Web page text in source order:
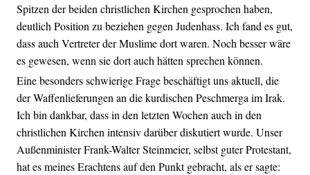
Spitzen der beiden christlichen Kirchen gesprochen haben,
deutlich Position zu beziehen gegen Judenhass. Ich fand es gut,
dass auch Vertreter der Muslime dort waren. Noch besser wäre
es gewesen, wenn sie dort auch hätten sprechen können.
Eine besonders schwierige Frage beschäftigt uns aktuell, die
der Waffenlieferungen an die kurdischen Peschmerga im Irak.
Ich bin dankbar, dass in den letzten Wochen auch in den
christlichen Kirchen intensiv darüber diskutiert wurde. Unser
Außenminister Frank-Walter Steinmeier, selbst guter Protestant,
hat es meines Erachtens auf den Punkt gebracht, als er sagte: